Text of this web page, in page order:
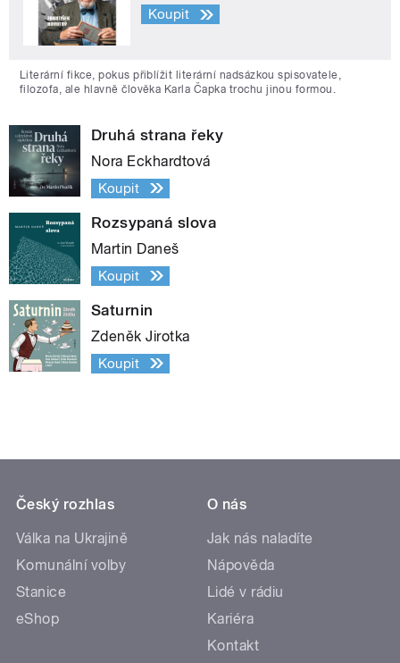
Koupit
Literární fikce, pokus přiblížit literární nadsázkou spisovatele,
filozofa, ale hlavně člověka Karla Čapka trochu jinou formou.
Druhá strana řeky
Nora Eckhardtová
Koupit
Rozsypaná slova
Martin Daneš
Koupit
Saturnin
Zdeněk Jirotka
Koupit
Český rozhlas
Válka na Ukrajině
Komunální volby
Stanice
eShop
O nás
Jak nás naladíte
Nápověda
Lidé v rádiu
Kariéra
Kontakt